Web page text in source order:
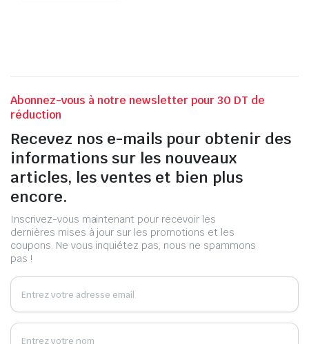
Abonnez-vous à notre newsletter pour 30 DT de
réduction
Recevez nos e-mails pour obtenir des
informations sur les nouveaux
articles, les ventes et bien plus
encore.
Inscrivez-vous maintenant pour recevoir les
dernières mises à jour sur les promotions et les
coupons. Ne vous inquiétez pas, nous ne spammons
pas !